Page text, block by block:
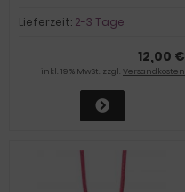
Lieferzeit: 2-3 Tage
12,00 €
inkl. 19 % MwSt. zzgl. Versandkosten